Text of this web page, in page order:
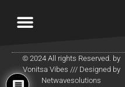
© 2024 All rights Reserved. by
Vonitsa Vibes /// Designed by
Netwavesolutions